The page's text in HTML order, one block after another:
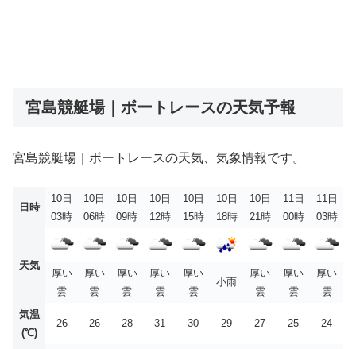
宮島競艇場｜ボートレースの天気予報
宮島競艇場｜ボートレースの天気、気象情報です。
日時
10日
03時
10日
06時
10日
09時
10日
12時
10日
15時
10日
18時
10日
21時
11日
00時
11日
03時
天気
厚い
雲
厚い
雲
厚い
雲
厚い
雲
厚い
雲
小雨
厚い
雲
厚い
雲
厚い
雲
気温
(℃)
26 26 28 31 30 29 27 25 24